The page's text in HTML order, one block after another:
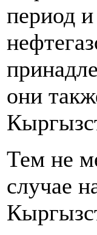
период
они
Тем не
случае